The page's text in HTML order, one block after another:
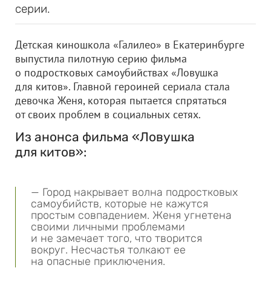
серии.
Детская киношкола «Галилео» в Екатеринбурге
выпустила пилотную серию фильма
о подростковых самоубийствах «Ловушка
для китов». Главной героиней сериала стала
девочка Женя, которая пытается спрятаться
от своих проблем в социальных сетях.
Из анонса фильма «Ловушка
для китов»:
— Город накрывает волна подростковых
самоубийств, которые не кажутся
простым совпадением. Женя угнетена
своими личными проблемами
и не замечает того, что творится
вокруг. Несчастья толкают ее
на опасные приключения.